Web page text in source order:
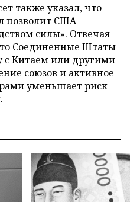
также указал, что
позволит США
силы». Отвечая
Соединенные Штаты
с Китаем или другими
союзов и активное
уменьшает риск